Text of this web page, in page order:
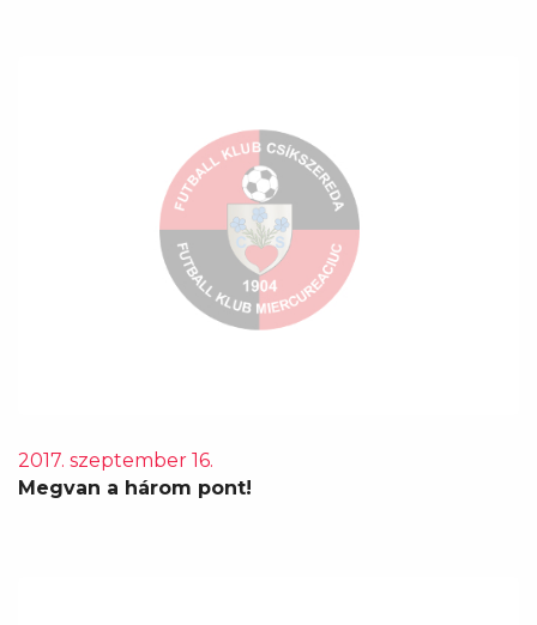
2017. szeptember 16.
Megvan a három pont!